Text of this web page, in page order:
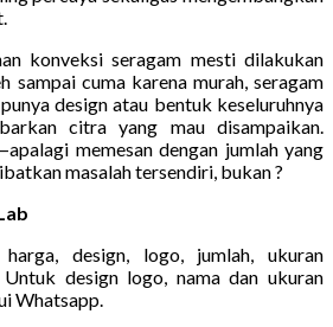
konveksi seragam mesti dilakukan
sampai cuma karena murah, seragam
design atau bentuk keseluruhnya
citra yang mau disampaikan.
memesan dengan jumlah yang
masalah tersendiri, bukan ?
harga, design, logo, jumlah, ukuran
design logo, nama dan ukuran
Whatsapp.